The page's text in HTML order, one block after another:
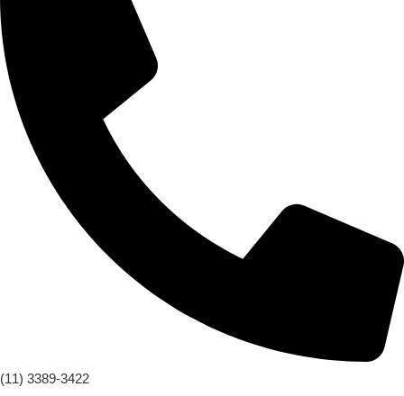
(11) 3389-3422